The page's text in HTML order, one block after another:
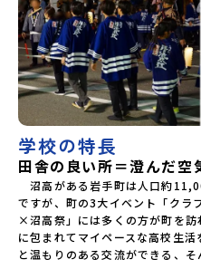
高等学校福島県立只見高等学
県立川口高等学校 関東 茨
部 新潟県立村上高等学校新
渡総合高等学校新潟県立羽茂
学校新潟県立国際情報高等学
立若狭高等学校長野県木曽青
富山県立氷見高等学校静岡
岡県立浜松湖北高等学校佐
農業高等学校和歌山県立串
根県立横田高等学校島根県立
高等学校島根県立隠岐島前
蒜山校地広島県立加計高等学
等学校愛媛県立南宇和高等学
和島水産・宇南中等)愛媛県
学校愛媛県立上浮穴高等学校
県立嶺北高等学校高知県立四
学校の特長
田舎の良い所＝澄んだ空
沼高がある岩手町は人口約
ですが、町の3大イベント「クラ
×沼高祭」には多くの方が町を
に包まれてマイペースな高校生
と温もりのある交流ができる、そ